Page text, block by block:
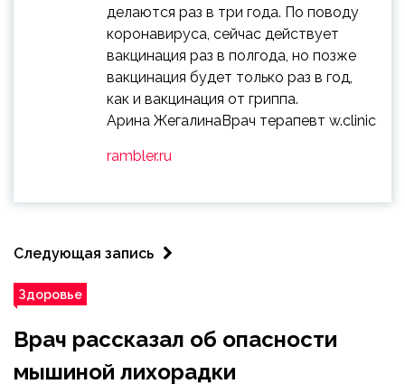
делаются раз в три года. По поводу
коронавируса, сейчас действует
вакцинация раз в полгода, но позже
вакцинация будет только раз в год,
как и вакцинация от гриппа.
Арина ЖегалинаВрач терапевт w.clinic
rambler.ru
Следующая запись
Здоровье
Врач рассказал об опасности
мышиной лихорадки